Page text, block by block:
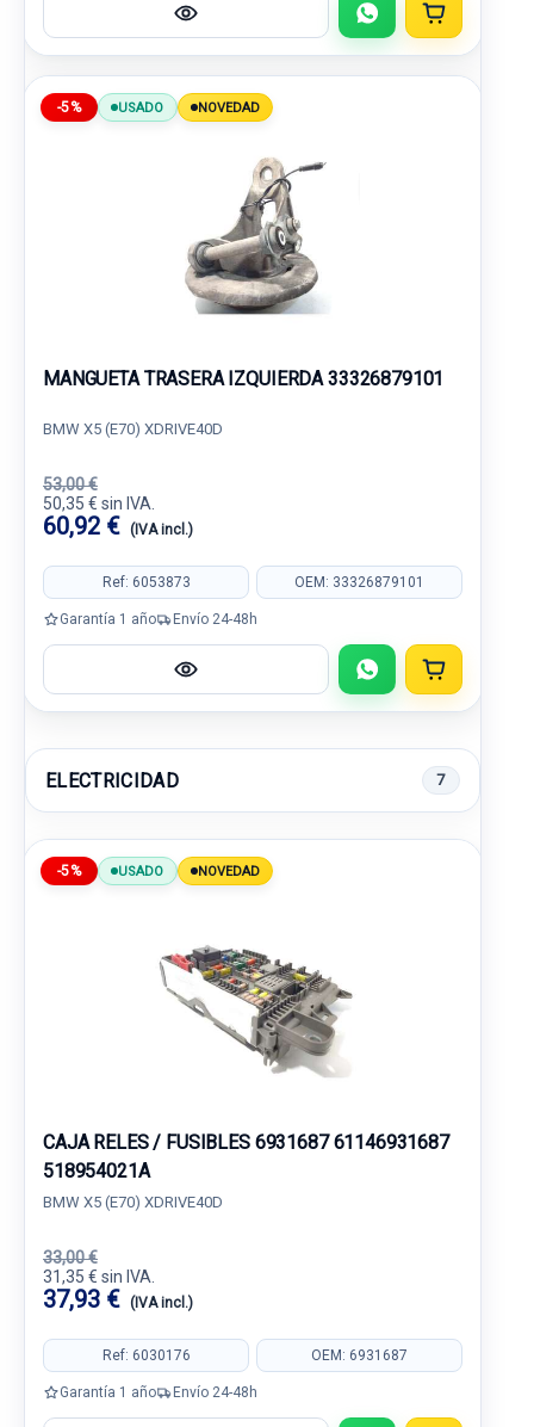
-5% USADO NOVEDAD
MANGUETA TRASERA IZQUIERDA 33326879101
BMW X5 (E70) XDRIVE40D
53,00 €
50,35 € sin IVA.
60,92 € (IVA incl.)
Ref: 6053873 OEM: 33326879101
Garantía 1 año Envío 24-48h
ELECTRICIDAD 7
-5% USADO NOVEDAD
CAJA RELES / FUSIBLES 6931687 61146931687
518954021A
BMW X5 (E70) XDRIVE40D
33,00 €
31,35 € sin IVA.
37,93 € (IVA incl.)
Ref: 6030176 OEM: 6931687
Garantía 1 año Envío 24-48h